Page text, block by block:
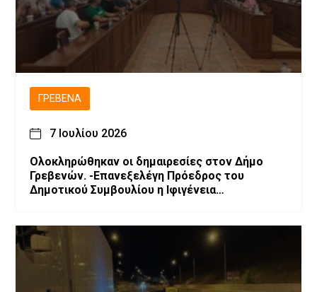
ΓΡΕΒΕΝΆ
7 Ιουλίου 2026
Ολοκληρώθηκαν οι δημαιρεσίες στον Δήμο
Γρεβενών. -Επανεξελέγη Πρόεδρος του
Δημοτικού Συμβουλίου η Ιφιγένεια